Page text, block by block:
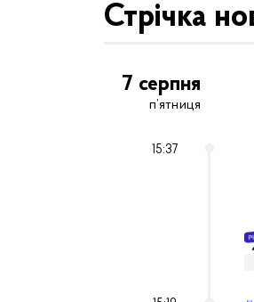
Стрічка
7 серпня
п’ятниця
15:37